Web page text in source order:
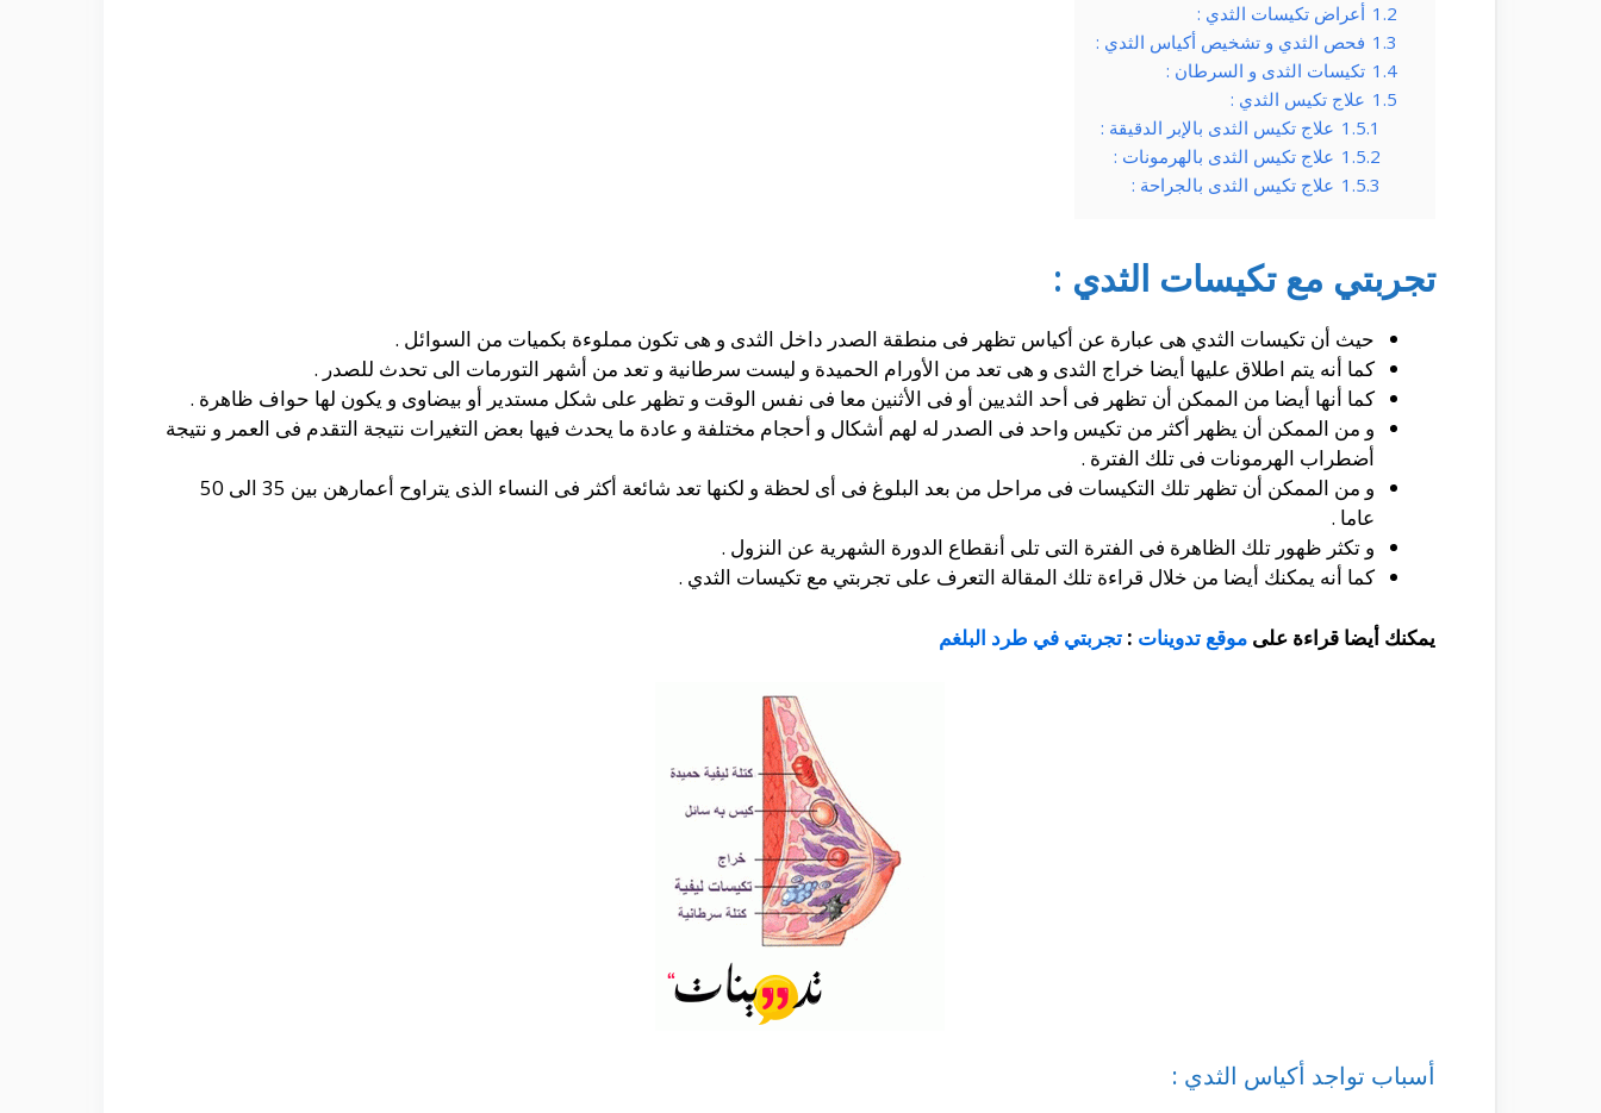
1.2 أعراض تكيسات الثدي :
1.3 فحص الثدي و تشخيص أكياس الثدي :
1.4 تكيسات الثدى و السرطان :
1.5 علاج تكيس الثدي :
1.5.1 علاج تكيس الثدى بالإبر الدقيقة :
1.5.2 علاج تكيس الثدى بالهرمونات :
1.5.3 علاج تكيس الثدى بالجراحة :
تجربتي مع تكيسات الثدي :
حيث أن تكيسات الثدي هى عبارة عن أكياس تظهر فى منطقة الصدر داخل الثدى و هى تكون مملوءة بكميات من السوائل .
كما أنه يتم اطلاق عليها أيضا خراج الثدى و هى تعد من الأورام الحميدة و ليست سرطانية و تعد من أشهر التورمات الى تحدث للصدر .
كما أنها أيضا من الممكن أن تظهر فى أحد الثديين أو فى الأثنين معا فى نفس الوقت و تظهر على شكل مستدير أو بيضاوى و يكون لها حواف ظاهرة .
و من الممكن أن يظهر أكثر من تكيس واحد فى الصدر له لهم أشكال و أحجام مختلفة و عادة ما يحدث فيها بعض التغيرات نتيجة التقدم فى العمر و نتيجة
أضطراب الهرمونات فى تلك الفترة .
و من الممكن أن تظهر تلك التكيسات فى مراحل من بعد البلوغ فى أى لحظة و لكنها تعد شائعة أكثر فى النساء الذى يتراوح أعمارهن بين 35 الى 50
عاما .
و تكثر ظهور تلك الظاهرة فى الفترة التى تلى أنقطاع الدورة الشهرية عن النزول .
كما أنه يمكنك أيضا من خلال قراءة تلك المقالة التعرف على تجربتي مع تكيسات الثدي .
يمكنك أيضا قراءة على موقع تدوينات : تجربتي في طرد البلغم
أسباب تواجد أكياس الثدي :